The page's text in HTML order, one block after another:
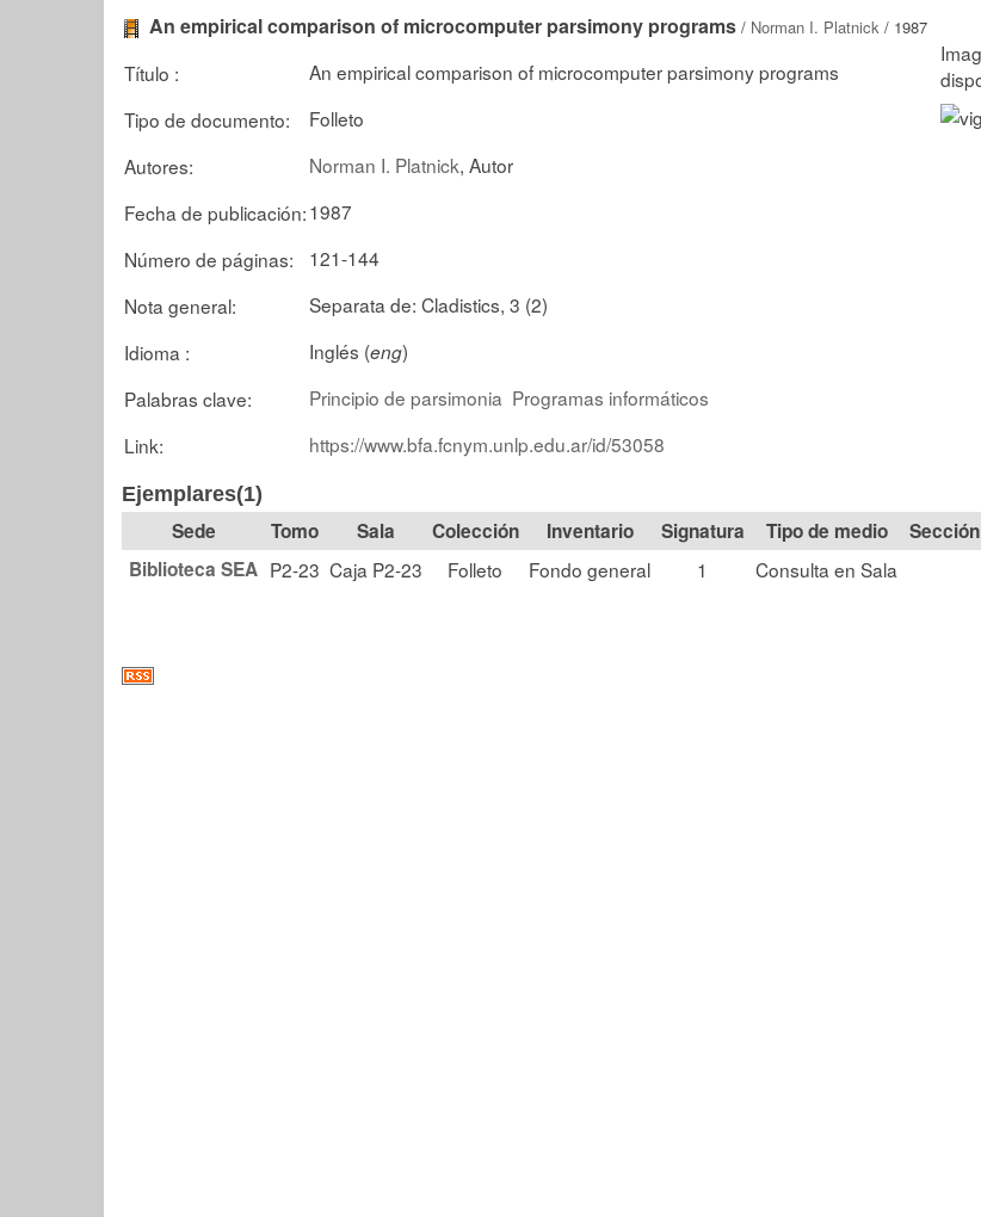
An empirical comparison of microcomputer parsimony programs / Norman I. Platnick / 1987
Título :
An empirical comparison of microcomputer parsimony programs
Tipo de documento:
Folleto
Autores:
Norman I. Platnick, Autor
Fecha de publicación:1987
Número de páginas:
121-144
Nota general:
Separata de: Cladistics, 3 (2)
Idioma :
Inglés (eng)
Palabras clave:
Principio de parsimonia Programas informáticos
Link:
https://www.bfa.fcnym.unlp.edu.ar/id/53058
Ejemplares(1)
Tomo Sala Colección Signatura Tipo de medio Sección
Biblioteca SEA P2-23 Caja P2-23 Folleto Fondo general 1 Consulta en Sala